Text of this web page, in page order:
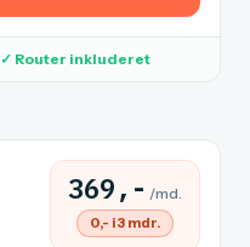
✓ Router inkluderet
369,- /md.
0,- i 3 mdr.